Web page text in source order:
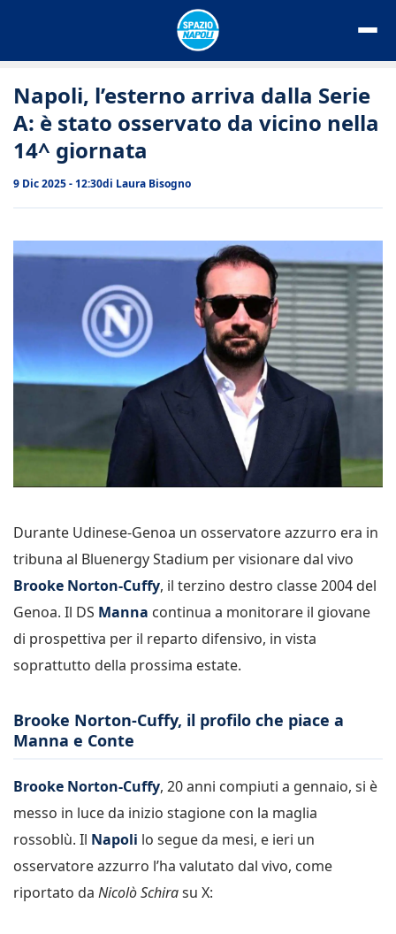
Napoli, l’esterno arriva dalla Serie
A: è stato osservato da vicino nella
14^ giornata
9 Dic 2025 - 12:30di Laura Bisogno
Durante Udinese-Genoa un osservatore azzurro era in
tribuna al Bluenergy Stadium per visionare dal vivo
Brooke Norton-Cuffy, il terzino destro classe 2004 del
Genoa. Il DS Manna continua a monitorare il giovane
di prospettiva per il reparto difensivo, in vista
soprattutto della prossima estate.
Brooke Norton-Cuffy, il profilo che piace a
Manna e Conte
Brooke Norton-Cuffy, 20 anni compiuti a gennaio, si è
messo in luce da inizio stagione con la maglia
rossoblù. Il Napoli lo segue da mesi, e ieri un
osservatore azzurro l’ha valutato dal vivo, come
riportato da Nicolò Schirasu X: